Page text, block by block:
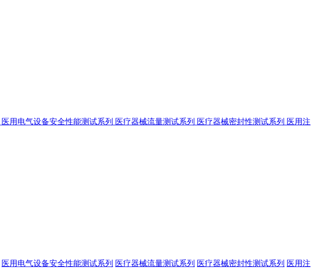
医用电气设备安全性能测试系列 医疗器械流量测试系列 医疗器械密封性测试系列 医用注
医用电气设备安全性能测试系列 医疗器械流量测试系列 医疗器械密封性测试系列 医用注